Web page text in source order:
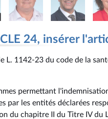
24, insérer
L. 1142-23 du code de la
permettant
par les entités déclarées
du chapitre II du Titre IV du